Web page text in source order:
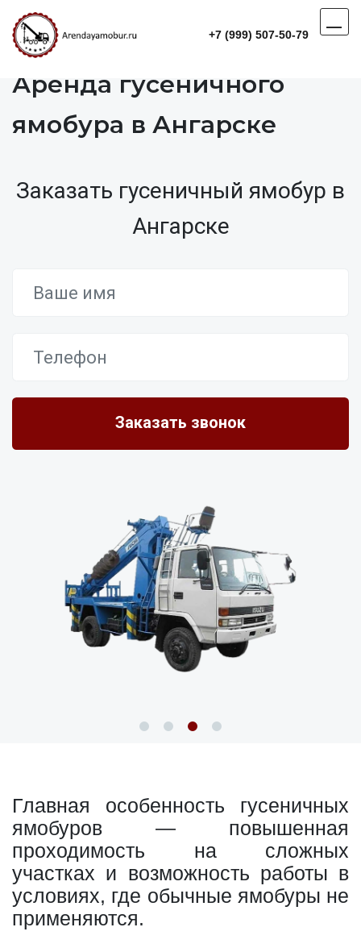
+7 (999) 507-50-79
Аренда гусеничного
ямобура в Ангарске
Заказать гусеничный ямобур в
Ангарске
Главная особенность гусеничных
ямобуров — повышенная
проходимость на сложных
участках и возможность работы в
условиях, где обычные ямобуры не
применяются.